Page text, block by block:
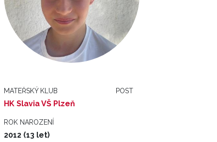
MATEŘSKÝ KLUB
HK Slavia VŠ Plzeň
POST
ROK NAROZENÍ
2012 (13 let)